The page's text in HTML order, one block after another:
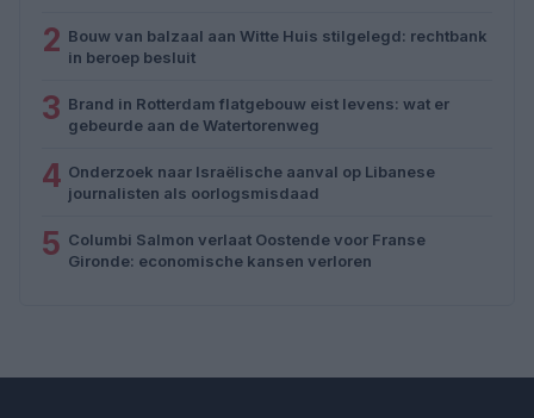
2 Bouw van balzaal aan Witte Huis stilgelegd: rechtbank
in beroep besluit
3 Brand in Rotterdam flatgebouw eist levens: wat er
gebeurde aan de Watertorenweg
4 Onderzoek naar Israëlische aanval op Libanese
journalisten als oorlogsmisdaad
5 Columbi Salmon verlaat Oostende voor Franse
Gironde: economische kansen verloren